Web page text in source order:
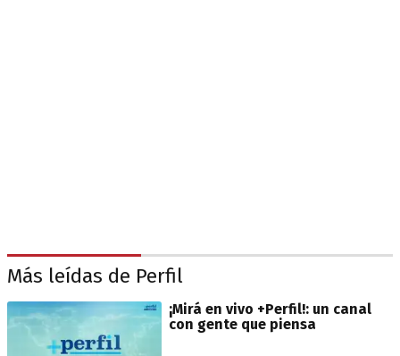
Más leídas de Perfil
¡Mirá en vivo +Perfil!: un canal
con gente que piensa